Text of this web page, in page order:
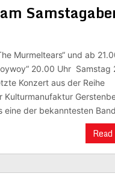
Murmeltears“ und ab
20.00 Uhr Samstag
Konzert aus der Reihe
Kulturmanufaktur
eine der bekanntesten